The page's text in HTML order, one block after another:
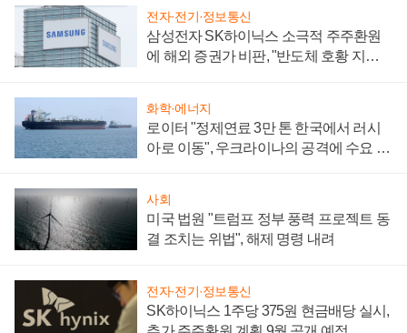
전자·전기·정보통신
삼성전자 SK하이닉스 소극적 주주환원
에 해외 증권가 비판, "반도체 호황 지속
화학·에너지
로이터 "정제연료 3만 톤 한국에서 러시
아로 이동", 우크라이나의 공격에 수요 늘
사회
미국 법원 "트럼프 정부 풍력 프로젝트 동
결 조치는 위법", 해제 명령 내려
전자·전기·정보통신
SK하이닉스 1주당 375원 현금배당 실시,